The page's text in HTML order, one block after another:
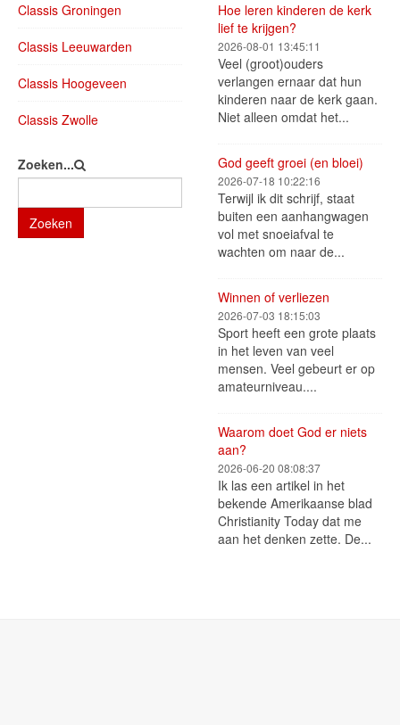
Classis Groningen
Classis Leeuwarden
Classis Hoogeveen
Classis Zwolle
Zoeken...
Zoeken
Hoe leren kinderen de kerk
lief te krijgen?
2026-08-01 13:45:11
Veel (groot)ouders
verlangen ernaar dat hun
kinderen naar de kerk gaan.
Niet alleen omdat het...
God geeft groei (en bloei)
2026-07-18 10:22:16
Terwijl ik dit schrijf, staat
buiten een aanhangwagen
vol met snoeiafval te
wachten om naar de...
Winnen of verliezen
2026-07-03 18:15:03
Sport heeft een grote plaats
in het leven van veel
mensen. Veel gebeurt er op
amateurniveau....
Waarom doet God er niets
aan?
2026-06-20 08:08:37
Ik las een artikel in het
bekende Amerikaanse blad
Christianity Today dat me
aan het denken zette. De...